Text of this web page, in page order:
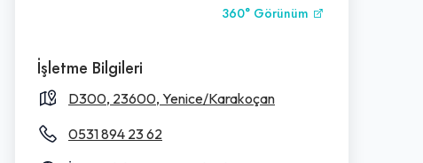
360° Görünüm
İşletme Bilgileri
D300, 23600, Yenice/Karakoçan
0531 894 23 62